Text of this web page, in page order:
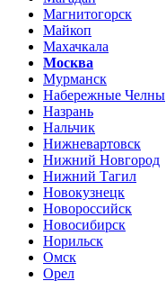
Магнитогорск
Майкоп
Махачкала
Москва
Мурманск
Набережные Челны
Назрань
Нальчик
Нижневартовск
Нижний Новгород
Нижний Тагил
Новокузнецк
Новороссийск
Новосибирск
Норильск
Омск
Орел